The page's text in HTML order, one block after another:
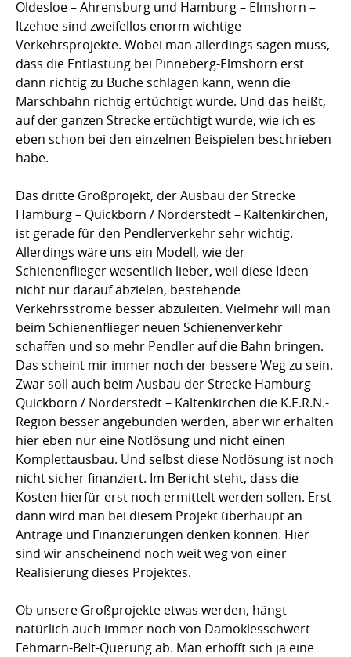
Oldesloe – Ahrensburg und Hamburg – Elmshorn –
Itzehoe sind zweifellos enorm wichtige
Verkehrsprojekte. Wobei man allerdings sagen muss,
dass die Entlastung bei Pinneberg-Elmshorn erst
dann richtig zu Buche schlagen kann, wenn die
Marschbahn richtig ertüchtigt wurde. Und das heißt,
auf der ganzen Strecke ertüchtigt wurde, wie ich es
eben schon bei den einzelnen Beispielen beschrieben
habe.
Das dritte Großprojekt, der Ausbau der Strecke
Hamburg – Quickborn / Norderstedt – Kaltenkirchen,
ist gerade für den Pendlerverkehr sehr wichtig.
Allerdings wäre uns ein Modell, wie der
Schienenflieger wesentlich lieber, weil diese Ideen
nicht nur darauf abzielen, bestehende
Verkehrsströme besser abzuleiten. Vielmehr will man
beim Schienenflieger neuen Schienenverkehr
schaffen und so mehr Pendler auf die Bahn bringen.
Das scheint mir immer noch der bessere Weg zu sein.
Zwar soll auch beim Ausbau der Strecke Hamburg –
Quickborn / Norderstedt – Kaltenkirchen die K.E.R.N.-
Region besser angebunden werden, aber wir erhalten
hier eben nur eine Notlösung und nicht einen
Komplettausbau. Und selbst diese Notlösung ist noch
nicht sicher finanziert. Im Bericht steht, dass die
Kosten hierfür erst noch ermittelt werden sollen. Erst
dann wird man bei diesem Projekt überhaupt an
Anträge und Finanzierungen denken können. Hier
sind wir anscheinend noch weit weg von einer
Realisierung dieses Projektes.
Ob unsere Großprojekte etwas werden, hängt
natürlich auch immer noch von Damoklesschwert
Fehmarn-Belt-Querung ab. Man erhofft sich ja eine